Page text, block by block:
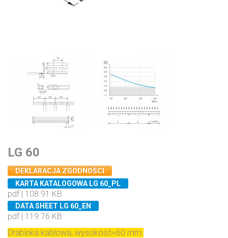
LG 60
DEKLARACJA ZGODNOŚCI
KARTA KATALOGOWA LG 60_PL
pdf | 108.91 KB
DATA SHEET LG 60_EN
pdf | 119.76 KB
Drabinka kablowa, wysokość=60 mm.